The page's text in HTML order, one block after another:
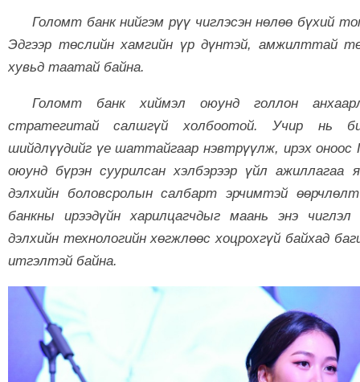
Голомт банк нийгэм рүү чиглэсэн нөлөө бүхий
Эдгээр төслийн хамгийн үр дүнтэй, амжилттай
хувьд таатай байна.
Голомт банк хиймэл оюунд голлон
стратегитай салшгүй холбоотой.
Учир нь
шийдлүүдийг үе шаттайгаар нэвтрүүлж, ирэх оноос
оюунд бүрэн суурилсан хэлбэрээр үйл
дэлхийн боловсролын салбарт эрчимтэй
банкны ирээдүйн харилцагчдыг маань энэ
дэлхийн технологийн хөгжлөөс хоцрохгүй байхад
итгэлтэй байна.